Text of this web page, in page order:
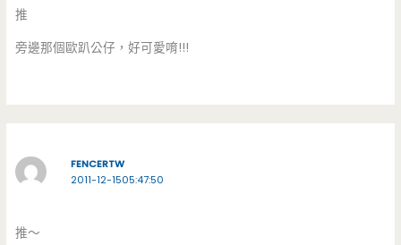
推
旁邊那個歐趴公仔，好可愛唷!!!
FENCERTW
2011-12-1505:47:50
推～